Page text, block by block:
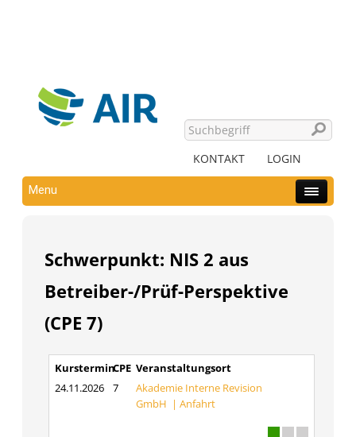
KONTAKT LOGIN
Menu
Schwerpunkt: NIS 2 aus
Betreiber-/Prüf-Perspektive
(CPE 7)
KursterminCPE Veranstaltungsort
24.11.2026
7
Akademie Interne Revision
GmbH |Anfahrt